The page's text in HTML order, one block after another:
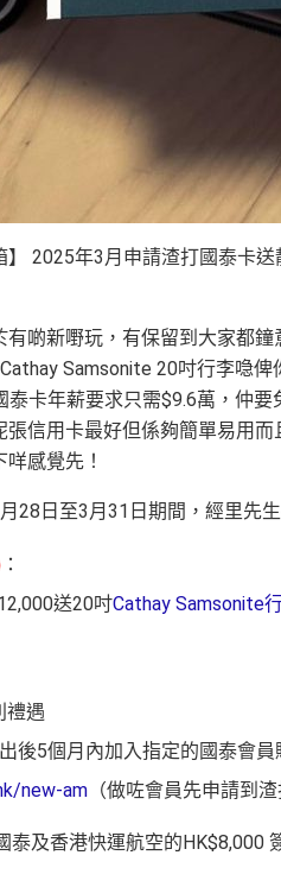
】 2025年3月申請渣打國泰卡
有啲新嘢玩，有保留到大家都
Samsonite 20吋行李喼
卡年薪要求只需$9.6萬，仲
信用卡最好但係夠簡單易用
感覺先！
28日至3月31日期間，經里先
：
送20吋Cathay Samsonite
禮遇
後5個月內加入指定的國泰會員
new-am （做咗會員先申請到渣
及香港快運航空的HK$8,000